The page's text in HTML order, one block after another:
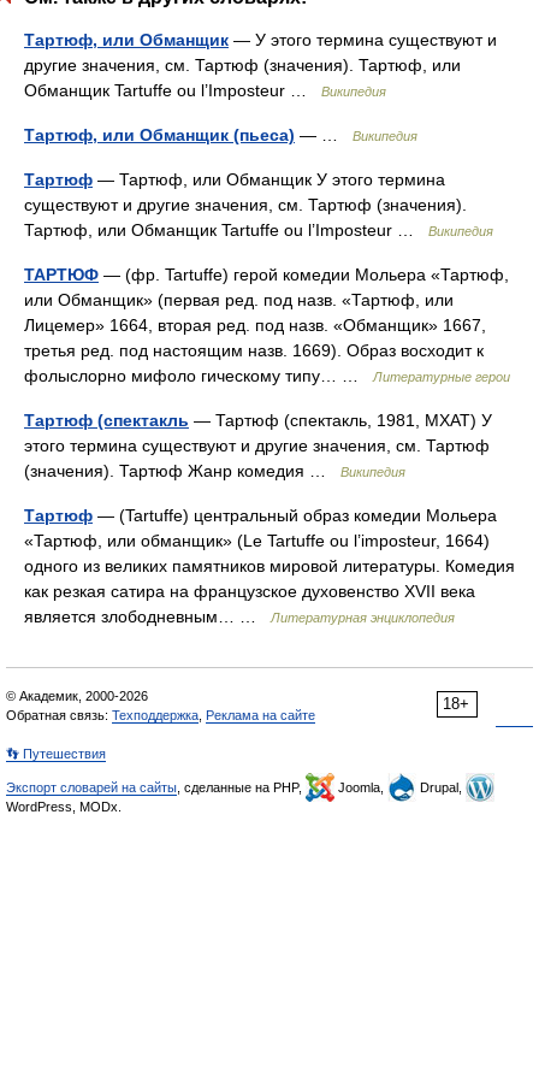
Тартюф, или Обманщик — У этого термина существуют и
другие значения, см. Тартюф (значения). Тартюф, или
Обманщик Tartuffe ou l’Imposteur …
Википедия
Тартюф, или Обманщик (пьеса) — … Википедия
Тартюф — Тартюф, или Обманщик У этого термина
существуют и другие значения, см. Тартюф (значения).
Тартюф, или Обманщик Tartuffe ou l’Imposteur …
Википедия
ТАРТЮФ — (фр. Tartuffe) герой комедии Мольера «Тартюф,
или Обманщик» (первая ред. под назв. «Тартюф, или
Лицемер» 1664, вторая ред. под назв. «Обманщик» 1667,
третья ред. под настоящим назв. 1669). Образ восходит к
фолыслорно мифоло гическому типу… …
Литературные герои
Тартюф (спектакль — Тартюф (спектакль, 1981, MXAT) У
этого термина существуют и другие значения, см. Тартюф
(значения). Тартюф Жанр комедия …
Википедия
Тартюф — (Tartuffe) центральный образ комедии Мольера
«Тартюф, или обманщик» (Le Tartuffe ou l’imposteur, 1664)
одного из великих памятников мировой литературы. Комедия
как резкая сатира на французское духовенство XVII века
является злободневным… …
Литературная энциклопедия
18+
© Академик, 2000-2026
Обратная связь: Техподдержка Реклама на сайте
👣 Путешествия
Экспорт словарей на сайты , сделанные на PHP, Joomla,
Drupal,
WordPress, MODx.